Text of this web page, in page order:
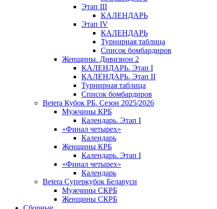
Этап III
КАЛЕНДАРЬ
Этап IV
КАЛЕНДАРЬ
Турнирная таблица
Список бомбардиров
Женщины. Дивизион 2
КАЛЕНДАРЬ. Этап I
КАЛЕНДАРЬ. Этап II
Турнирная таблица
Список бомбардиров
Betera Кубок РБ. Сезон 2025/2026
Мужчины КРБ
Календарь. Этап I
«Финал четырех»
Календарь
Женщины КРБ
Календарь. Этап I
«Финал четырех»
Календарь
Betera Суперкубок Беларуси
Мужчины СКРБ
Женщины СКРБ